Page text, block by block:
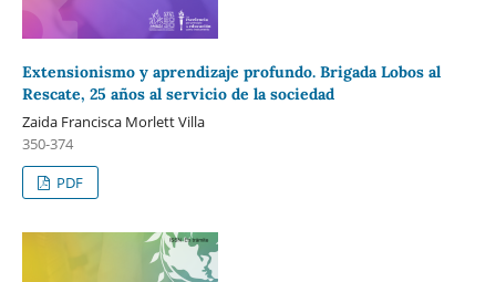
Extensionismo y aprendizaje profundo. Brigada Lobos al
Rescate, 25 años al servicio de la sociedad
Zaida Francisca Morlett Villa
350-374
PDF